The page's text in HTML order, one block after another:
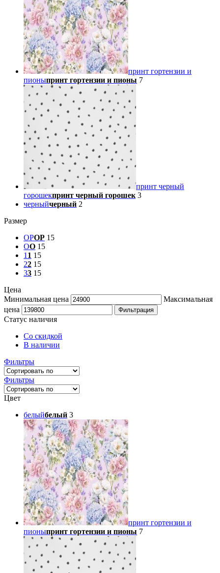
принт гортензии и
пионыпринт гортензии и пионы 7
принт черный
горошекпринт черный горошек 3
черныйчерный 2
Размер
OPOP 15
OO 15
1 1 15
22 15
33 15
Цена
Минимальная цена
Максимальная
цена
Фильтрация
Статус наличия
Со скидкой
В наличии
Фильтры
Фильтры
Цвет
белыйбелый 3
принт гортензии и
пионыпринт гортензии и пионы 7